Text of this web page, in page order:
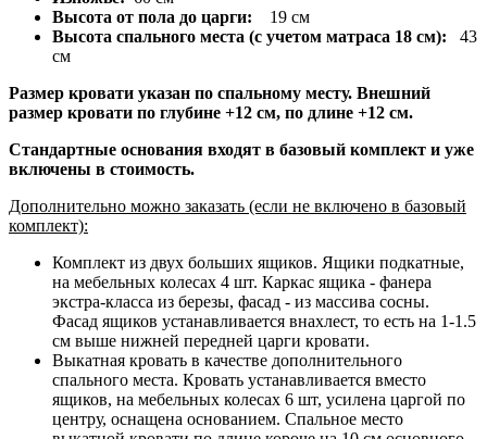
Высота от пола до царги: 19 см
Высота спального места (с учетом матраса 18 см): 43
см
Размер кровати указан по спальному месту. Внешний
размер кровати по глубине +12 см, по длине +12 см.
Стандартные основания входят в базовый комплект и уже
включены в стоимость.
Дополнительно можно заказать (если не включено в базовый
комплект):
Комплект из двух больших ящиков. Ящики подкатные,
на мебельных колесах 4 шт. Каркас ящика - фанера
экстра-класса из березы, фасад - из массива сосны.
Фасад ящиков устанавливается внахлест, то есть на 1-1.5
см выше нижней передней царги кровати.
Выкатная кровать в качестве дополнительного
спального места. Кровать устанавливается вместо
ящиков, на мебельных колесах 6 шт, усилена царгой по
центру, оснащена основанием. Спальное место